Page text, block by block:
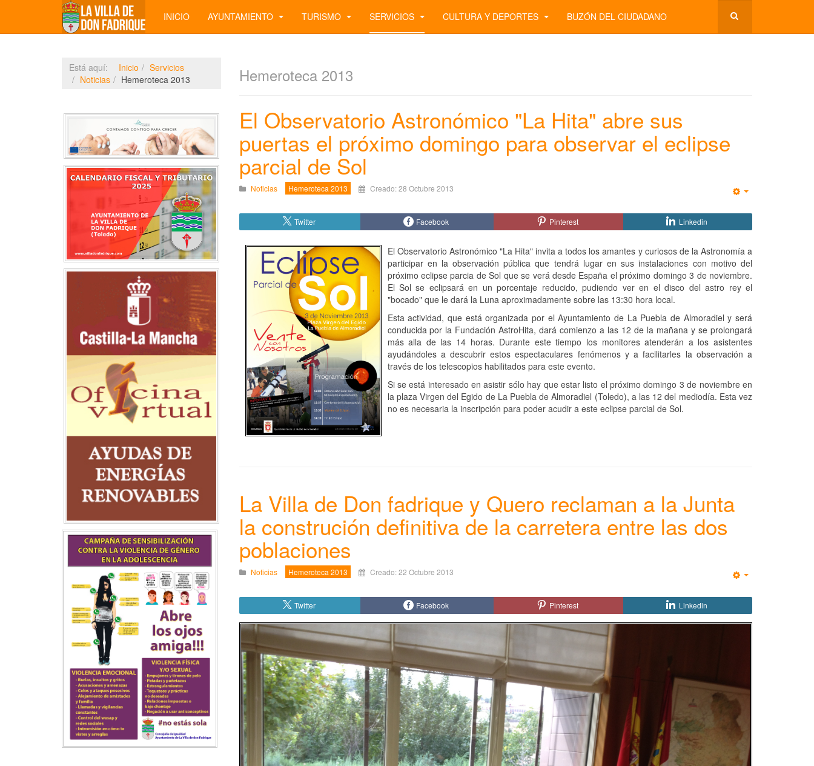
INICIO AYUNTAMIENTO TURISMO SERVICIOS CULTURA Y DEPORTES BUZÓN DEL CIUDADANO
Hemeroteca 2013
El Observatorio Astronómico "La Hita" abre sus
puertas el próximo domingo para observar el eclipse
parcial de Sol
Noticias Hemeroteca 2013 Creado: 28 Octubre 2013
Twitter Facebook Pinterest Linkedin
El Observatorio Astronómico "La Hita" invita a todos los amantes y curiosos de la Astronomía a
participar en la observación pública que tendrá lugar en sus instalaciones con motivo del
próximo eclipse parcia de Sol que se verá desde España el próximo domingo 3 de noviembre.
El Sol se eclipsará en un porcentaje reducido, pudiendo ver en el disco del astro rey el
"bocado" que le dará la Luna aproximadamente sobre las 13:30 hora local.
Esta actividad, que está organizada por el Ayuntamiento de La Puebla de Almoradiel y será
conducida por la Fundación AstroHita, dará comienzo a las 12 de la mañana y se prolongará
más alla de las 14 horas. Durante este tiempo los monitores atenderán a los asistentes
ayudándoles a descubrir estos espectaculares fenómenos y a facilitarles la observación a
través de los telescopios habilitados para este evento.
Si se está interesado en asistir sólo hay que estar listo el próximo domingo 3 de noviembre en
la plaza Virgen del Egido de La Puebla de Almoradiel (Toledo), a las 12 del mediodía. Esta vez
no es necesaria la inscripción para poder acudir a este eclipse parcial de Sol.
La Villa de Don fadrique y Quero reclaman a la Junta
la construción definitiva de la carretera entre las dos
poblaciones
Noticias Hemeroteca 2013 Creado: 22 Octubre 2013
Twitter Facebook Pinterest Linkedin
Está aquí: Inicio
Servicios
Noticias
Hemeroteca 2013